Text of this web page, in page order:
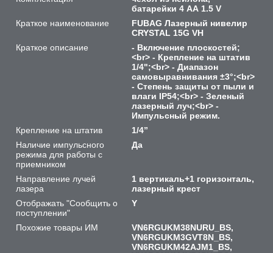
батарейки 4 АА 1.5 V
Краткое наименование
FUBAG Лазерный нивелир
CRYSTAL 15G VH
Краткое описание
- Включение плоскостей;
<br> - Крепление на штатив
1/4";<br> - Диапазон
самовыравнивания ±3°;<br>
- Степень защиты от пыли и
влаги IP54;<br> - Зеленый
лазерный луч;<br> -
Импульсный режим.
Крепление на штатив
1/4”
Наличие импульсного
режима для работы с
приемником
Да
Направление лучей
лазера
1 вертикаль+1 горизонталь,
лазерный крест
Отображать "Сообщить о
поступлении"
Y
Похожие товары ИМ
VN6RGUKM38NURU_BS,
VN6RGUKM3GVT8N_BS,
VN6RGUKM42AJM1_BS,